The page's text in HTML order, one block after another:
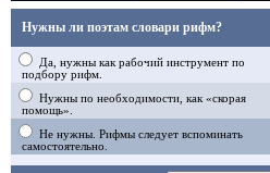
Нужны ли поэтам словари рифм?
Да, нужны как рабочий инструмент по
подбору рифм.
Нужны по необходимости, как «скорая
помощь».
Не нужны. Рифмы следует вспоминать
самостоятельно.